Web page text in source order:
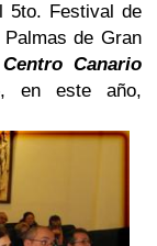
5to. Festival de
de Gran
Centro Canario
, en este año,